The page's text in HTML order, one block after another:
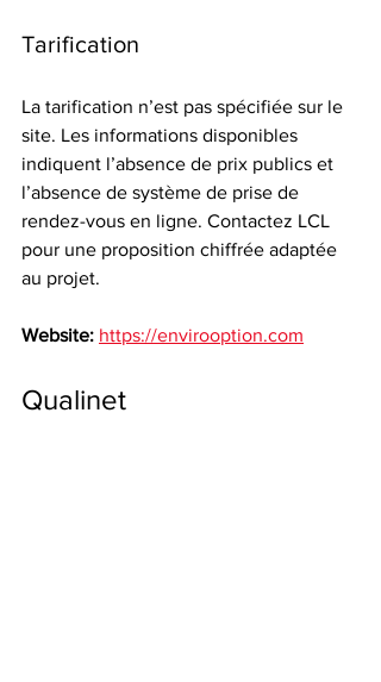
Tarification
La tarification n’est pas spécifiée sur le
site. Les informations disponibles
indiquent l’absence de prix publics et
l’absence de système de prise de
rendez-vous en ligne. Contactez LCL
pour une proposition chiffrée adaptée
au projet.
Website: https://envirooption.com
Qualinet